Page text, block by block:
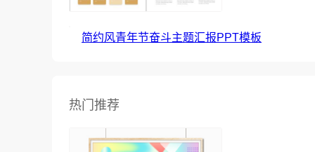
简约风青年节奋斗主题汇报PPT模板
热门推荐